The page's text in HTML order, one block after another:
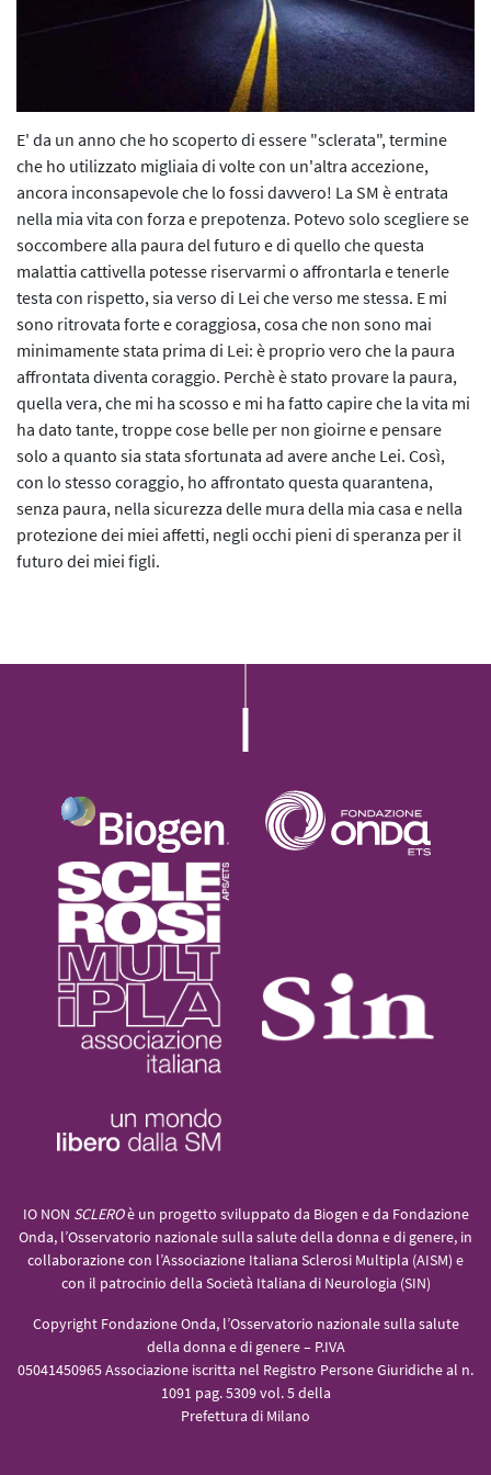
L’iniziativa 2022
L’iniziativa 2023
L’iniziativa 2024
L’iniziativa 2025
E' da un anno che ho scoperto di essere "sclerata", termine
che ho utilizzato migliaia di volte con un'altra accezione,
ancora inconsapevole che lo fossi davvero! La SM è entrata
nella mia vita con forza e prepotenza. Potevo solo scegliere se
soccombere alla paura del futuro e di quello che questa
malattia cattivella potesse riservarmi o affrontarla e tenerle
testa con rispetto, sia verso di Lei che verso me stessa. E mi
sono ritrovata forte e coraggiosa, cosa che non sono mai
minimamente stata prima di Lei: è proprio vero che la paura
affrontata diventa coraggio. Perchè è stato provare la paura,
quella vera, che mi ha scosso e mi ha fatto capire che la vita mi
ha dato tante, troppe cose belle per non gioirne e pensare
solo a quanto sia stata sfortunata ad avere anche Lei. Così,
con lo stesso coraggio, ho affrontato questa quarantena,
senza paura, nella sicurezza delle mura della mia casa e nella
protezione dei miei affetti, negli occhi pieni di speranza per il
futuro dei miei figli.
IO NON SCLEROè un progetto sviluppato da Biogen e da Fondazione
Onda, l’Osservatorio nazionale sulla salute della donna e di genere, in
collaborazione con l’Associazione Italiana Sclerosi Multipla (AISM) e
con il patrocinio della Società Italiana di Neurologia (SIN)
Copyright Fondazione Onda, l’Osservatorio nazionale sulla salute
della donna e di genere – P.IVA
05041450965 Associazione iscritta nel Registro Persone Giuridiche al n.
1091 pag. 5309 vol. 5 della
Prefettura di Milano